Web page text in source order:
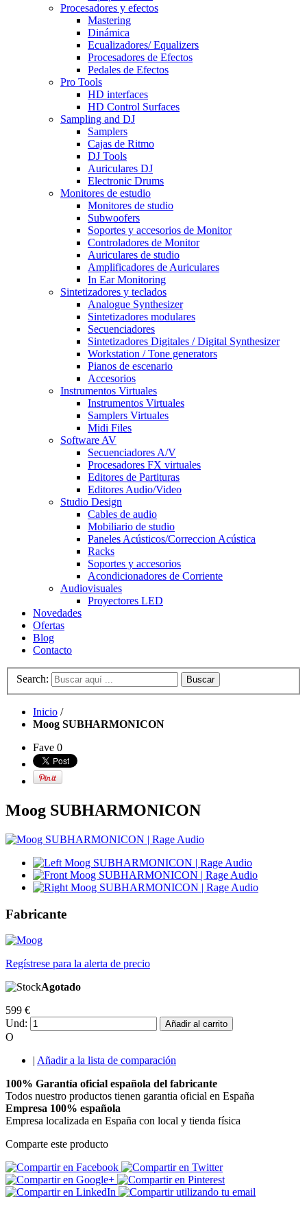
Procesadores y efectos
Mastering
Dinámica
Ecualizadores/ Equalizers
Procesadores de Efectos
Pedales de Efectos
Pro Tools
HD interfaces
HD Control Surfaces
Sampling and DJ
Samplers
Cajas de Ritmo
DJ Tools
Auriculares DJ
Electronic Drums
Monitores de estudio
Monitores de studio
Subwoofers
Soportes y accesorios de Monitor
Controladores de Monitor
Auriculares de studio
Amplificadores de Auriculares
In Ear Monitoring
Sintetizadores y teclados
Analogue Synthesizer
Sintetizadores modulares
Secuenciadores
Sintetizadores Digitales / Digital Synthesizer
Workstation / Tone generators
Pianos de escenario
Accesorios
Instrumentos Virtuales
Instrumentos Virtuales
Samplers Virtuales
Midi Files
Software AV
Secuenciadores A/V
Procesadores FX virtuales
Editores de Partituras
Editores Audio/Video
Studio Design
Cables de audio
Mobiliario de studio
Paneles Acústicos/Correccion Acústica
Racks
Soportes y accesorios
Acondicionadores de Corriente
Audiovisuales
Proyectores LED
Novedades
Ofertas
Blog
Contacto
Search: Buscar
Inicio /
Moog SUBHARMONICON
Fave 0
Moog SUBHARMONICON
Fabricante
Regístrese para la alerta de precio
Agotado
599 €
Und:
Añadir al carrito
O
| Añadir a la lista de comparación
100% Garantía oficial española del fabricante
Todos nuestro productos tienen garantia oficial en España
Empresa 100% española
Empresa localizada en España con local y tienda física
Comparte este producto